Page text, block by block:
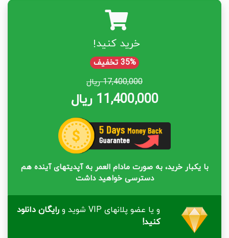
خرید کنید!
35% تخفیف
17,400,000 ریال
11,400,000 ریال
با یکبار خرید، به صورت مادام العمر به آپدیتهای آینده هم
دسترسی خواهید داشت
و یا عضو پلانهای VIP شوید و
رایگان دانلود
کنید!